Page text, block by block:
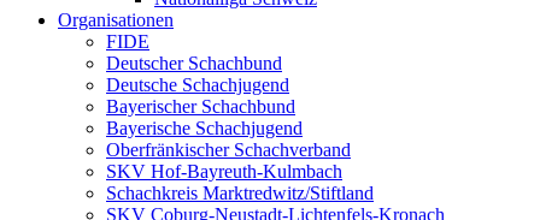
Organisationen
FIDE
Deutscher Schachbund
Deutsche Schachjugend
Bayerischer Schachbund
Bayerische Schachjugend
Oberfränkischer Schachverband
SKV Hof-Bayreuth-Kulmbach
Schachkreis Marktredwitz/Stiftland
SKV Coburg-Neustadt-Lichtenfels-Kronach